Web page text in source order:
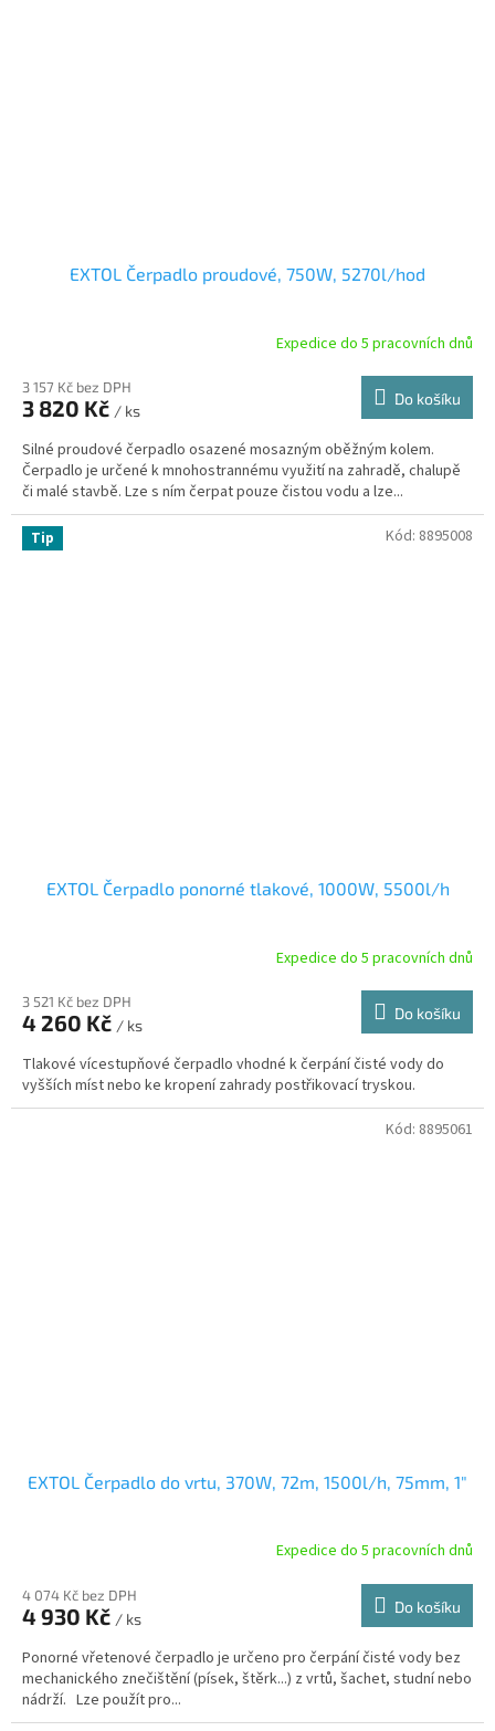
EXTOL Čerpadlo proudové, 750W, 5270l/hod
Expedice do 5 pracovních dnů
3 157 Kč bez DPH
3 820 Kč / ks
Do košíku
Silné proudové čerpadlo osazené mosazným oběžným kolem.
Čerpadlo je určené k mnohostrannému využití na zahradě, chalupě
či malé stavbě. Lze s ním čerpat pouze čistou vodu a lze...
Tip
EXTOL Čerpadlo ponorné tlakové, 1000W, 5500l/h
Expedice do 5 pracovních dnů
3 521 Kč bez DPH
4 260 Kč / ks
Do košíku
Tlakové vícestupňové čerpadlo vhodné k čerpání čisté vody do
vyšších míst nebo ke kropení zahrady postřikovací tryskou.
Kód: 8895008
EXTOL Čerpadlo do vrtu, 370W, 72m, 1500l/h, 75mm, 1"
Expedice do 5 pracovních dnů
4 074 Kč bez DPH
4 930 Kč / ks
Do košíku
Ponorné vřetenové čerpadlo je určeno pro čerpání čisté vody bez
mechanického znečištění (písek, štěrk...) z vrtů, šachet, studní nebo
nádrží. Lze použít pro...
Kód: 8895061